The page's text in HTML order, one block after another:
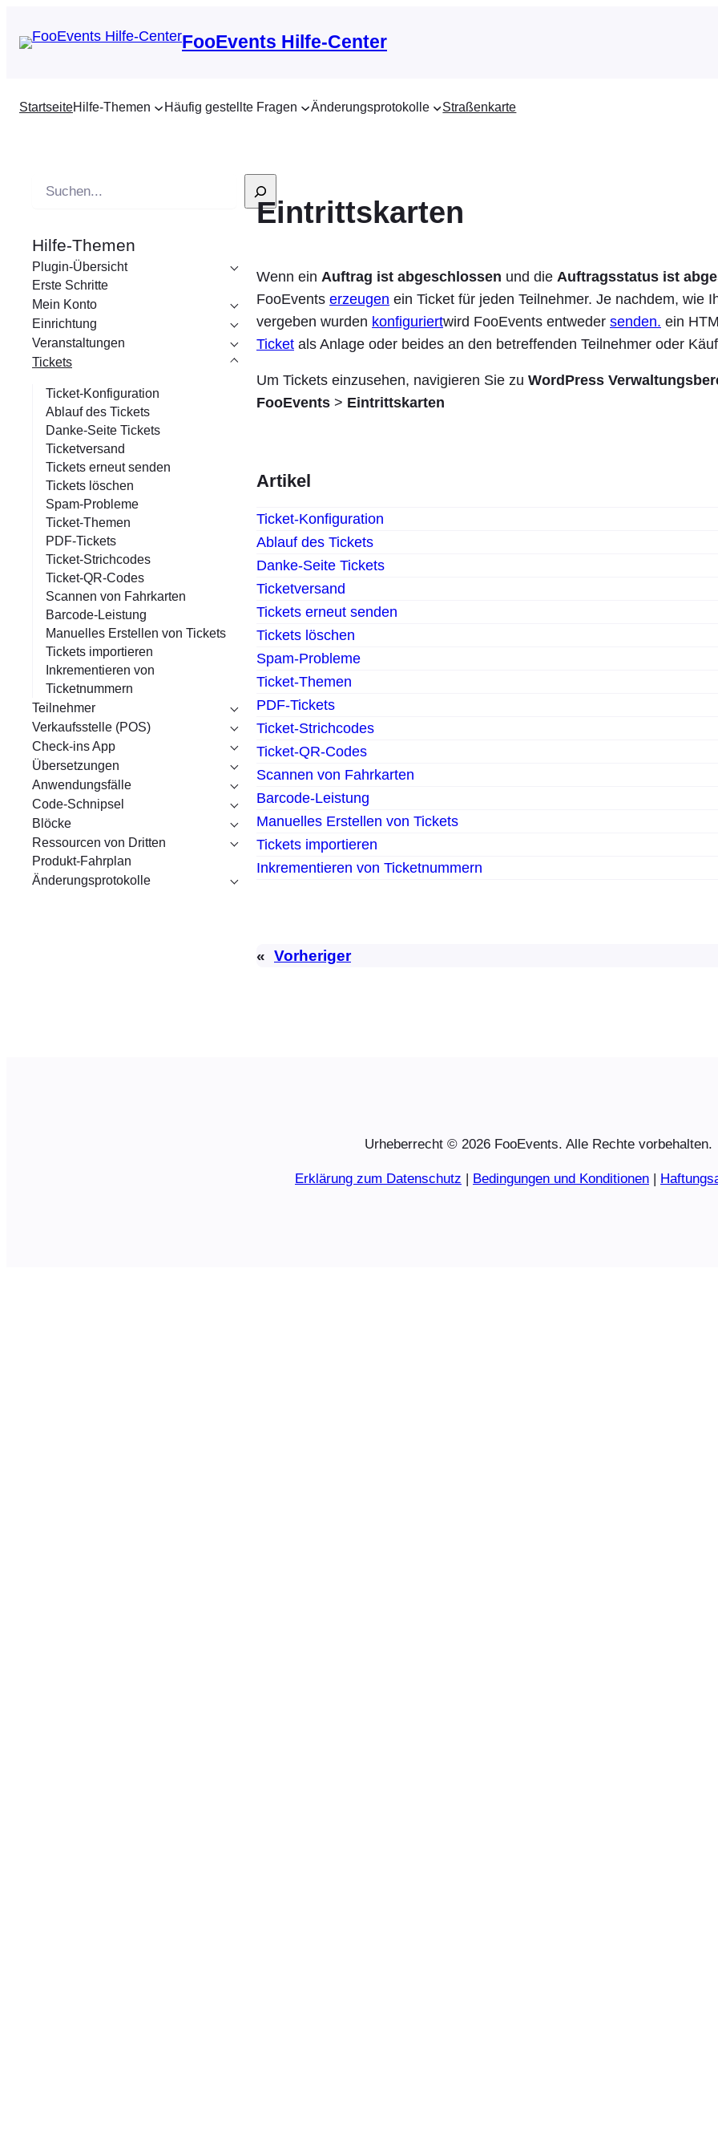
FooEvents Hilfe-Center
StartseiteHilfe-Themen Häufig gestellte Fragen Änderungsprotokolle Straßenkarte
h
e
Hilfe-Themen
Plugin-Übersicht
Erste Schritte
Mein Konto
Einrichtung
Veranstaltungen
Tickets
Ticket-Konfiguration
Ablauf des Tickets
Danke-Seite Tickets
Ticketversand
Tickets erneut senden
Tickets löschen
Spam-Probleme
Ticket-Themen
PDF-Tickets
Ticket-Strichcodes
Ticket-QR-Codes
Scannen von Fahrkarten
Barcode-Leistung
Manuelles Erstellen von Tickets
Tickets importieren
Inkrementieren von
Ticketnummern
Teilnehmer
Verkaufsstelle (POS)
Check-ins App
Übersetzungen
Anwendungsfälle
Code-Schnipsel
Blöcke
Ressourcen von Dritten
Produkt-Fahrplan
Änderungsprotokolle
Eintrittskarten
Wenn ein Auftrag ist abgeschlossen und die Auftragsstatus ist
FooEvents erzeugen ein Ticket für jeden Teilnehmer. Je nachdem, wie
vergeben wurden konfiguriertwird FooEvents entweder senden. ein
Ticket als Anlage oder beides an den betreffenden Teilnehmer oder
Um Tickets einzusehen, navigieren Sie zu WordPress
FooEvents > Eintrittskarten
Artikel
Ticket-Konfiguration
Ablauf des Tickets
Danke-Seite Tickets
Ticketversand
Tickets erneut senden
Tickets löschen
Spam-Probleme
Ticket-Themen
PDF-Tickets
Ticket-Strichcodes
Ticket-QR-Codes
Scannen von Fahrkarten
Barcode-Leistung
Manuelles Erstellen von Tickets
Tickets importieren
Inkrementieren von Ticketnummern
« Vorheriger
Urheberrecht © 2026 FooEvents. Alle Rechte vorbehalten.
Erklärung zum Datenschutz | Bedingungen und Konditionen |